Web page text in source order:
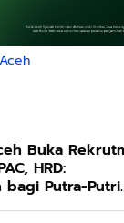
Buka
HRD:
bagi Putra-Putri